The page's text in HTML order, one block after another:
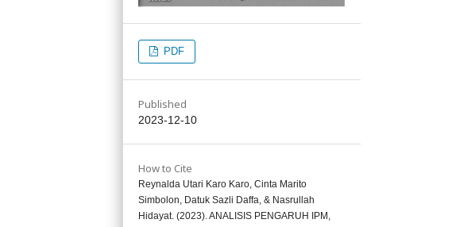
PDF
Published
2023-12-10
How to Cite
Reynalda Utari Karo Karo, Cinta Marito
Simbolon, Datuk Sazli Daffa, & Nasrullah
Hidayat. (2023). ANALISIS PENGARUH IPM,